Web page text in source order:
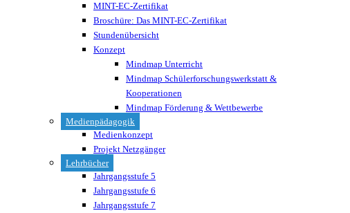
MINT-EC-Zertifikat
Broschüre: Das MINT-EC-Zertifikat
Stundenübersicht
Konzept
Mindmap Unterricht
Mindmap Schülerforschungswerkstatt &
Kooperationen
Mindmap Förderung & Wettbewerbe
Medienpädagogik
Medienkonzept
Projekt Netzgänger
Lehrbücher
Jahrgangsstufe 5
Jahrgangsstufe 6
Jahrgangsstufe 7